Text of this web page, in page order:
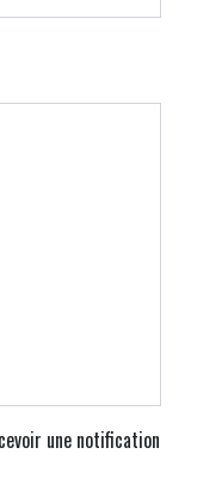
une notification